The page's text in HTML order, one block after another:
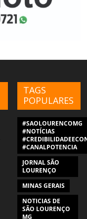
TAGS
POPULARES
#SAOLOURENCOMG
#NOTÍCIAS
#CANALPOTENCIA
JORNAL SÃO
LOURENÇO
MINAS GERAIS
NOTICIAS DE
SÃO LOURENÇO
MG